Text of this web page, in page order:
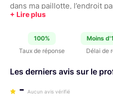
dans ma paillotte, l’endroit
gadgets stylés pour tes
100%
Taux de réponse
Moins
Délai de
Les derniers avis sur le
- Aucun avis vérifié